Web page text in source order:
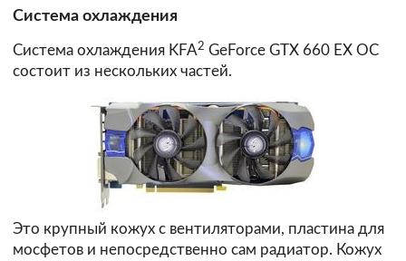
Система охлаждения
Система охлаждения KFA2 GeForce GTX 660 EX OC
состоит из нескольких частей.
Это крупный кожух с вентиляторами, пластина для
мосфетов и непосредственно сам радиатор. Кожух